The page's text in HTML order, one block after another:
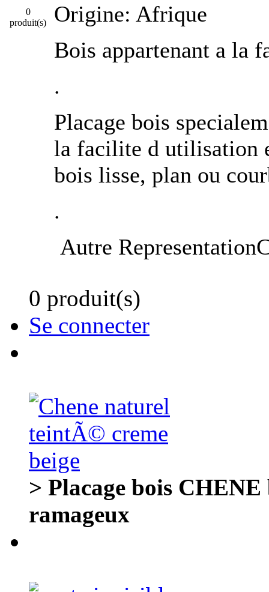
0
produit(s)
Origine: Afrique
Bois appartenant a la
.
Placage bois
la facilite d utilisation
bois lisse, plan ou
.
Autre
0 produit(s)
Se connecter
> Placage bois
ramageux